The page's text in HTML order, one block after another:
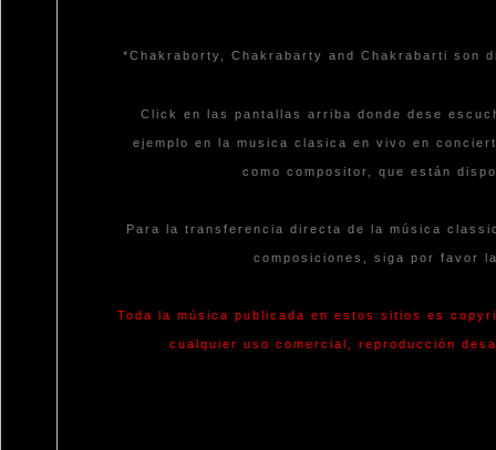
*Chakraborty, Chakrabarty and Chakrabarti son
Click en las pantallas arriba donde dese
ejemplo en la musica clasica en vivo en
como compositor, que están
Para la transferencia directa de la música
composiciones, siga por favor
Toda la música publicada en estos sitios es
cualquier uso comercial, reproducción